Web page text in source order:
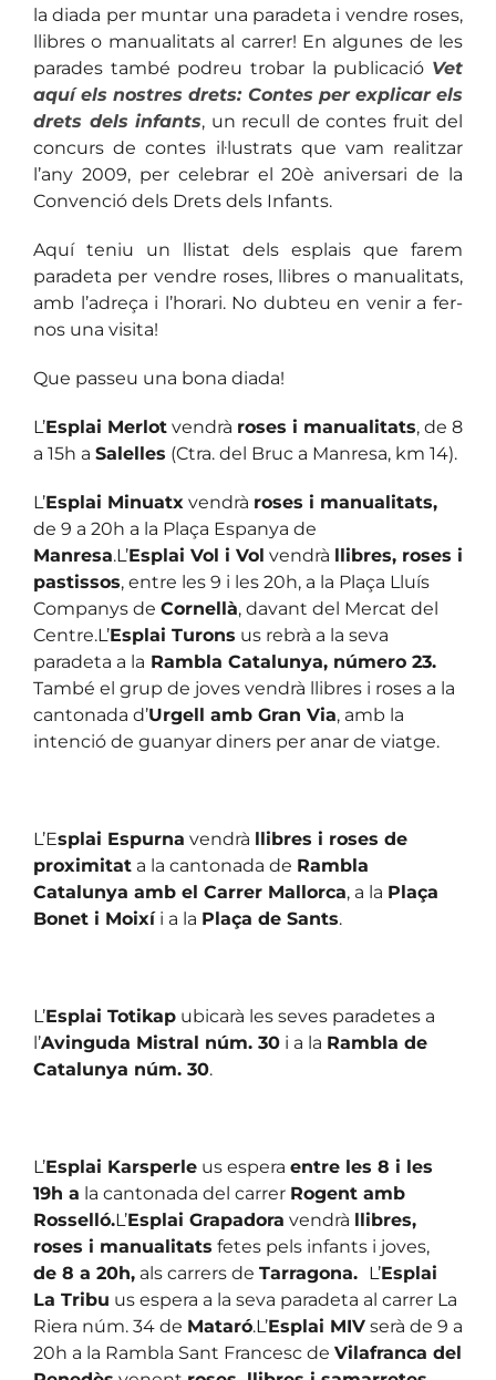
la diada per muntar una paradeta i vendre roses,
llibres o manualitats al carrer! En algunes de les
parades també podreu trobar la publicació Vet
aquí els nostres drets: Contes per explicar els
drets dels infants, un recull de contes fruit del
concurs de contes il·lustrats que vam realitzar
l’any 2009, per celebrar el 20è aniversari de la
Convenció dels Drets dels Infants.
Aquí teniu un llistat dels esplais que farem
paradeta per vendre roses, llibres o manualitats,
amb l’adreça i l’horari. No dubteu en venir a fer-
nos una visita!
Que passeu una bona diada!
L’Esplai Merlot vendrà roses i manualitats, de 8
a 15h a Salelles (Ctra. del Bruc a Manresa, km 14).
L’Esplai Minuatx vendrà roses i manualitats,
de 9 a 20h a la Plaça Espanya de
Manresa.L’Esplai Vol i Vol vendrà llibres, roses i
pastissos, entre les 9 i les 20h, a la Plaça Lluís
Companys de Cornellà, davant del Mercat del
Centre.L’Esplai Turons us rebrà a la seva
paradeta a la Rambla Catalunya, número 23.
També el grup de joves vendrà llibres i roses a la
cantonada d’Urgell amb Gran Via, amb la
intenció de guanyar diners per anar de viatge.
L’Esplai Espurna vendrà llibres i roses de
proximitat a la cantonada de Rambla
Catalunya amb el Carrer Mallorca, a la Plaça
Bonet i Moixíi a la Plaça de Sants.
L’Esplai Totikap ubicarà les seves paradetes a
l’Avinguda Mistral núm. 30 i a la Rambla de
Catalunya núm. 30.
L’Esplai Karsperle us espera entre les 8 i les
19h a la cantonada del carrer Rogent amb
Rosselló.L’Esplai Grapadora vendrà llibres,
roses i manualitats fetes pels infants i joves,
de 8 a 20h, als carrers de Tarragona. L’Esplai
La Tribu us espera a la seva paradeta al carrer La
Riera núm. 34 de Mataró.L’Esplai MIV serà de 9 a
20h a la Rambla Sant Francesc de Vilafranca del